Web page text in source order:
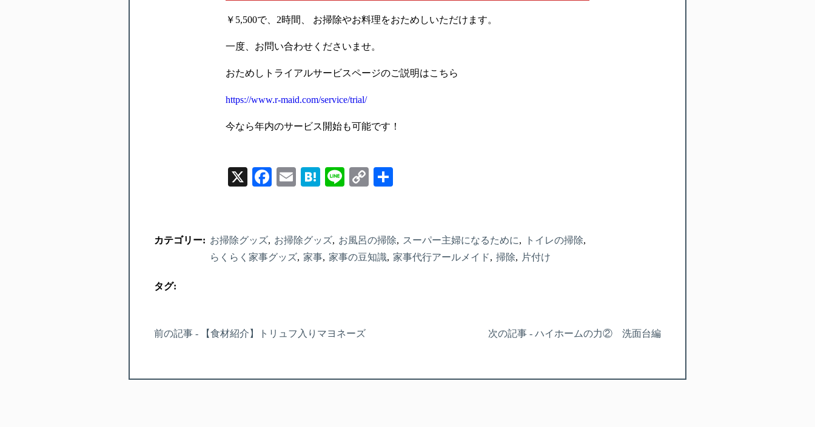
￥5,500で、2時間、 お掃除やお料理をおためしいただけます。
一度、お問い合わせくださいませ。
おためしトライアルサービスページのご説明はこちら
https://www.r-maid.com/service/trial/
今なら年内のサービス開始も可能です！
X Facebook
EmailHatenaLineCopy
カテゴリー: お掃除グッズ お掃除グッズ お風呂の掃除 スーパー主婦になるために
トイレの掃除
らくらく家事グッズ 家事 家事の豆知識 家事代行アールメイド 掃除 片付け
タグ:
前の記事 - 【食材紹介】トリュフ入りマヨネーズ 次の記事 - ハイホームの力② 洗面台編